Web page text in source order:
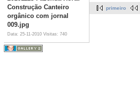
Construção Canteiro
orgânico com jornal
009.jpg
Data: 25-11-2010 Visitas: 740
primeiro